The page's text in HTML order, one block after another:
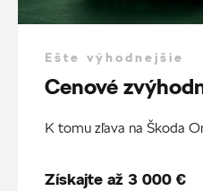
Ešte výhodnejšie
Cenové
K tomu zľava na Škoda
Získajte až 3 000 €